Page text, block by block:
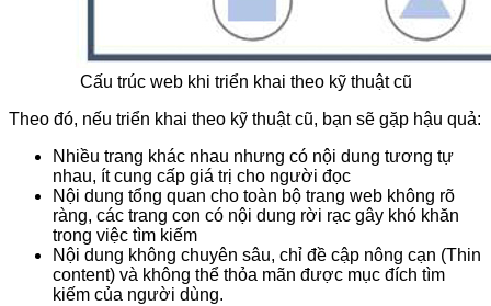
Cấu trúc web khi triển khai theo kỹ thuật cũ
Theo đó, nếu triển khai theo kỹ thuật cũ, bạn sẽ gặp hậu quả:
Nhiều trang khác nhau nhưng có nội dung tương tự
nhau, ít cung cấp giá trị cho người đọc
Nội dung tổng quan cho toàn bộ trang web không rõ
ràng, các trang con có nội dung rời rạc gây khó khăn
trong việc tìm kiếm
Nội dung không chuyên sâu, chỉ đề cập nông cạn (Thin
content) và không thể thỏa mãn được mục đích tìm
kiếm của người dùng.